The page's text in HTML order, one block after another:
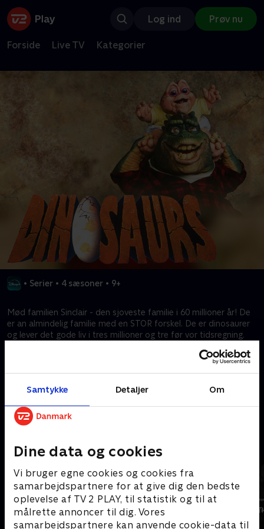
Samtykke Detaljer Om
Dine data og cookies
Vi bruger egne cookies og cookies fra
samarbejdspartnere for at give dig den bedste
oplevelse af TV 2 PLAY, til statistik og til at
målrette annoncer til dig. Vores
samarbejdspartnere kan anvende cookie-data til
Log ind Prøv nu
Forside Live TV Kategorier
• Serier • 4 sæsoner • 9+
Mød familien Sinclair - den sjoveste familie i 60 millioner år! De
er an almindelig familie med en STOR forskel. De er dinosaurer
og lever det gode liv i tres millioner og tre før vor tidsregning.
Baby og den iltre bedstemor Ethyl giver et morsomt jurassic-
Kræver tilkøb
Mere indhold fra Disney+